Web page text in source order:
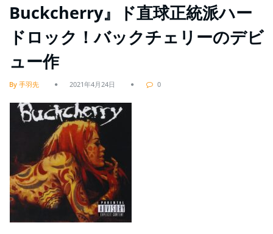
Buckcherry』ド直球正統派ハー
ドロック！バックチェリーのデビ
ュー作
By 手羽先 2021年4月24日 0